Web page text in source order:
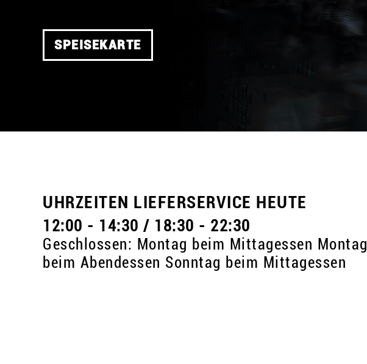
SPEISEKARTE
UHRZEITEN LIEFERSERVICE HEUTE
12:00 - 14:30 / 18:30 - 22:30
Geschlossen: Montag beim Mittagessen Montag
beim Abendessen Sonntag beim Mittagessen